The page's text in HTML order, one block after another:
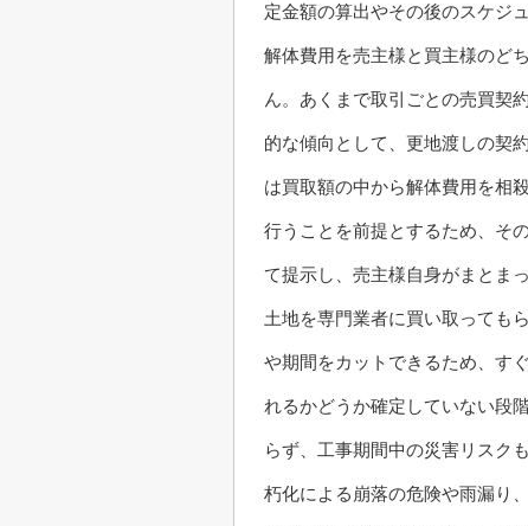
定金額の算出やその後のスケジ
解体費用を売主様と買主様のど
ん。あくまで取引ごとの売買契
的な傾向として、更地渡しの契
は買取額の中から解体費用を相
行うことを前提とするため、そ
て提示し、売主様自身がまとま
土地を専門業者に買い取っても
や期間をカットできるため、す
れるかどうか確定していない段
らず、工事期間中の災害リスク
朽化による崩落の危険や雨漏り